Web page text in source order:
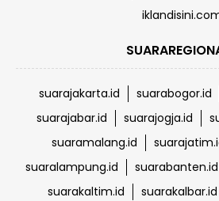
suarajakarta.id suarabogor.id
suarajabar.id
suarajogja.id
suaramalang.id
suaralampung.id
suarabanten.id
suarakaltim.id
suarakalbar.id